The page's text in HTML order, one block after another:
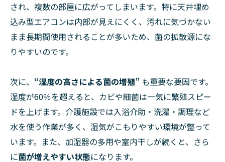
され、複数の部屋に広がってしまいます。特に天井埋め
込み型エアコンは内部が見えにくく、汚れに気づかない
まま長期間使用されることが多いため、菌の拡散源にな
りやすいのです。
次に、 “湿度の高さによる菌の増殖” も重要な要因です。
湿度が60％を超えると、カビや細菌は一気に繁殖スピー
ドを上げます。介護施設では入浴介助・洗濯・調理など
水を使う作業が多く、湿気がこもりやすい環境が整って
います。また、加湿器の多用や室内干しが続くと、さら
に菌が増えやすい状態になります。